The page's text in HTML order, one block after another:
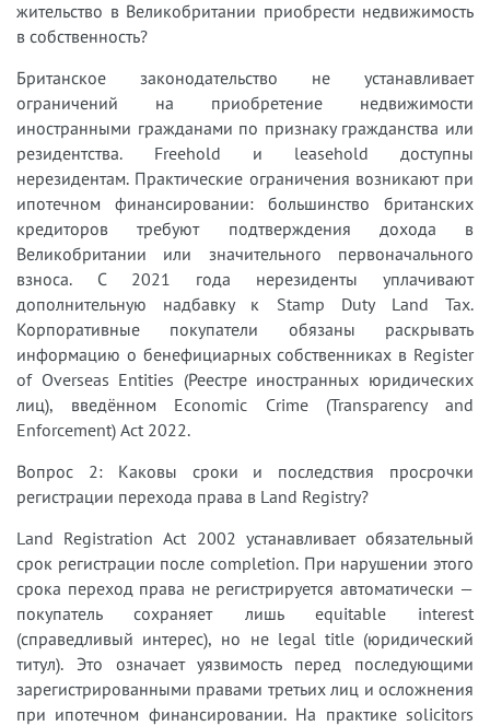
жительство в Великобритании приобрести недвижимость
в собственность?
Британское законодательство не устанавливает
ограничений на приобретение недвижимости
иностранными гражданами по признаку гражданства или
резидентства. Freehold и leasehold доступны
нерезидентам. Практические ограничения возникают при
ипотечном финансировании: большинство британских
кредиторов требуют подтверждения дохода в
Великобритании или значительного первоначального
взноса. С 2021 года нерезиденты уплачивают
дополнительную надбавку к Stamp Duty Land Tax.
Корпоративные покупатели обязаны раскрывать
информацию о бенефициарных собственниках в Register
of Overseas Entities (Реестре иностранных юридических
лиц), введённом Economic Crime (Transparency and
Enforcement) Act 2022.
Вопрос 2: Каковы сроки и последствия просрочки
регистрации перехода права в Land Registry?
Land Registration Act 2002 устанавливает обязательный
срок регистрации после completion. При нарушении этого
срока переход права не регистрируется автоматически —
покупатель сохраняет лишь equitable interest
(справедливый интерес), но не legal title (юридический
титул). Это означает уязвимость перед последующими
зарегистрированными правами третьих лиц и осложнения
при ипотечном финансировании. На практике solicitors